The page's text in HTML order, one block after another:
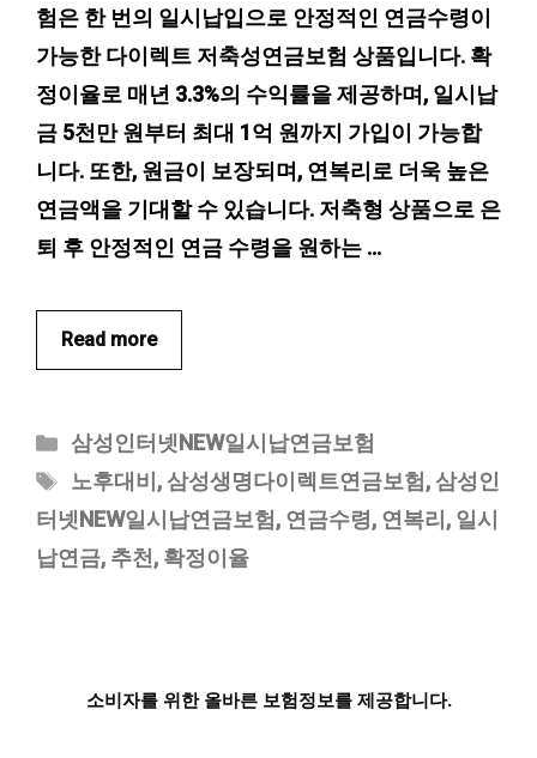
험은 한 번의 일시납입으로 안정적인 연금수령이
가능한 다이렉트 저축성연금보험 상품입니다. 확
정이율로 매년 3.3%의 수익률을 제공하며, 일시납
금 5천만 원부터 최대 1억 원까지 가입이 가능합
니다. 또한, 원금이 보장되며, 연복리로 더욱 높은
연금액을 기대할 수 있습니다. 저축형 상품으로 은
퇴 후 안정적인 연금 수령을 원하는 …
Read more
카
테
고
리
삼성인터넷NEW일시납연금보험
태
그
노후대비 ,삼성생명다이렉트연금보험 ,삼성인
터넷NEW일시납연금보험 , 연금수령, 연복리 , 일시
납연금, 추천, 확정이율
소비자를 위한 올바른 보험정보를 제공합니다.